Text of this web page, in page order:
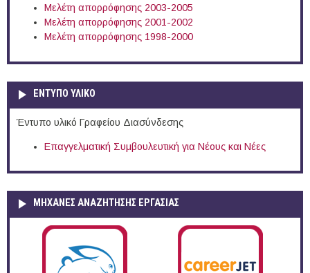
Μελέτη απορρόφησης 2003-2005
Μελέτη απορρόφησης 2001-2002
Μελέτη απορρόφησης 1998-2000
ΕΝΤΥΠΟ ΥΛΙΚΟ
Έντυπο υλικό Γραφείου Διασύνδεσης
Επαγγελματική Συμβουλευτική για Νέους και Νέες
ΜΗΧΑΝΕΣ ΑΝΑΖΗΤΗΣΗΣ ΕΡΓΑΣΙΑΣ